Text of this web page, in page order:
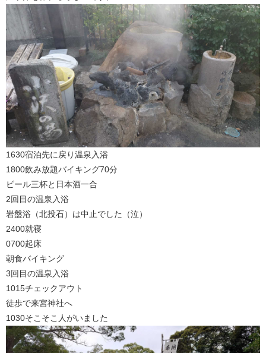
1630宿泊先に戻り温泉入浴
1800飲み放題バイキング70分
ビール三杯と日本酒一合
2回目の温泉入浴
岩盤浴（北投石）は中止でした（泣）
2400就寝
0700起床
朝食バイキング
3回目の温泉入浴
1015チェックアウト
徒歩で来宮神社へ
1030そこそこ人がいました